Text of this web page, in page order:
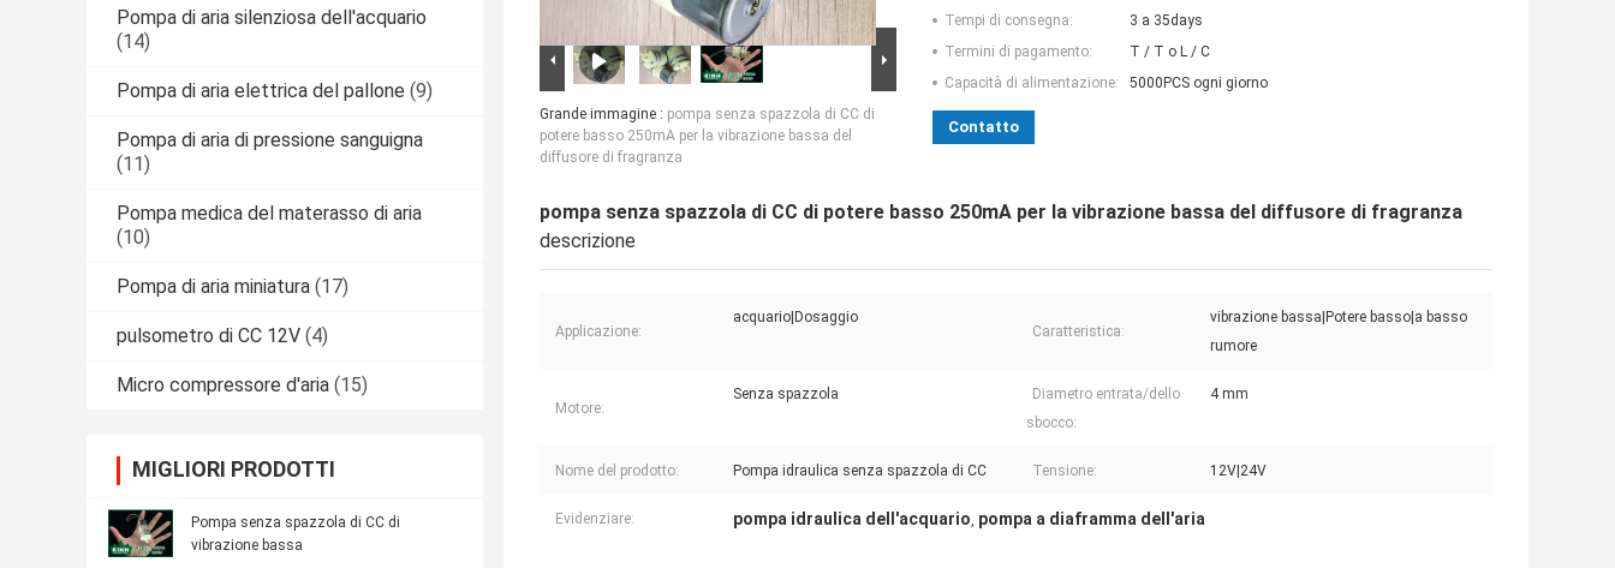
Pompa di aria silenziosa dell'acquario
(14)
Pompa di aria elettrica del pallone (9)
Pompa di aria di pressione sanguigna
(11)
Pompa medica del materasso di aria
(10)
Pompa di aria miniatura (17)
pulsometro di CC 12V (4)
Micro compressore d'aria (15)
MIGLIORI PRODOTTI
Pompa senza spazzola di CC di
vibrazione bassa
Grande immagine : pompa senza spazzola di CC di
potere basso 250mA per la vibrazione bassa del
diffusore di fragranza
Tempi di consegna:
3 a 35days
Termini di pagamento:
T / T o L / C
Capacità di alimentazione:
5000PCS ogni giorno
Contatto
pompa senza spazzola di CC di potere basso 250mA per la vibrazione bassa del diffusore di fragranza
descrizione
Applicazione:
acquario|Dosaggio
Caratteristica:
vibrazione bassa|Potere basso|a basso
rumore
Motore:
Senza spazzola
Diametro entrata/dello
sbocco:
4 mm
Nome del prodotto: Pompa idraulica senza spazzola di CC Tensione: 12V|24V
Evidenziare: pompa idraulica dell'acquario, pompa a diaframma dell'aria